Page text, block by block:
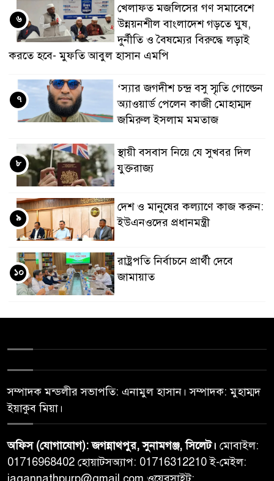
খেলাফত মজলিসের গণ সমাবেশে
উন্নয়নশীল বাংলাদেশ গড়তে ঘুষ,
দুর্নীতি ও বৈষম্যের বিরুদ্ধে লড়াই
করতে হবে- মুফতি আবুল হাসান এমপি
৬
‘স্যার জগদীশ চন্দ্র বসু স্মৃতি গোল্ডেন
অ্যাওয়ার্ড পেলেন কাজী মোহাম্মদ
জমিরুল ইসলাম মমতাজ
৭
স্থায়ী বসবাস নিয়ে যে সুখবর দিল
যুক্তরাজ্য
৮
দেশ ও মানুষের কল্যাণে কাজ করুন:
ইউএনওদের প্রধানমন্ত্রী
৯
রাষ্ট্রপতি নির্বাচনে প্রার্থী দেবে
জামায়াত
১০
সম্পাদক মন্ডলীর সভাপতি: এনামুল হাসান। সম্পাদক: মুহাম্মদ
ইয়াকুব মিয়া।
অফিস (যোগাযোগ): জগন্নাথপুর, সুনামগঞ্জ, সিলেট। মোবাইল:
01716968402 হোয়াটসঅ্যাপ: 01716312210 ই-মেইল: